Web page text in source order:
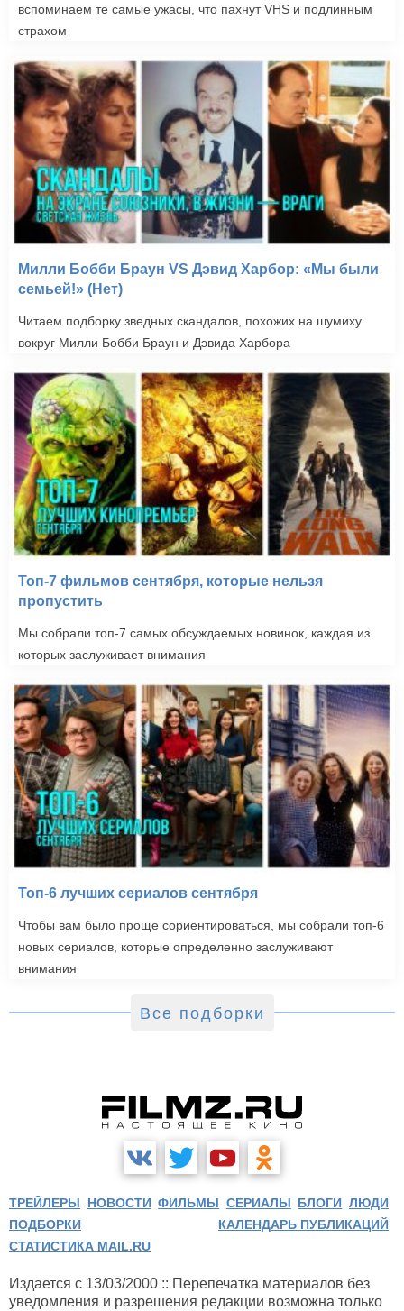
вспоминаем те самые ужасы, что пахнут VHS и подлинным
страхом
Милли Бобби Браун VS Дэвид Харбор: «Мы были
семьей!» (Нет)
Читаем подборку зведных скандалов, похожих на шумиху
вокруг Милли Бобби Браун и Дэвида Харбора
Топ-7 фильмов сентября, которые нельзя
пропустить
Мы собрали топ-7 самых обсуждаемых новинок, каждая из
которых заслуживает внимания
Топ-6 лучших сериалов сентября
Чтобы вам было проще сориентироваться, мы собрали топ-6
новых сериалов, которые определенно заслуживают
внимания
Все подборки
ТРЕЙЛЕРЫ НОВОСТИ ФИЛЬМЫ СЕРИАЛЫ БЛОГИ ЛЮДИ
ПОДБОРКИ
КАЛЕНДАРЬ ПУБЛИКАЦИЙ
СТАТИСТИКА MAIL.RU
Издается с 13/03/2000 :: Перепечатка материалов без
уведомления и разрешения редакции возможна только